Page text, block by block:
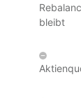
bleibt